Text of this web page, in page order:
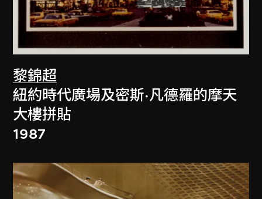
黎錦超
紐約時代廣場及密斯·凡德羅的摩天
大樓拼貼
1987